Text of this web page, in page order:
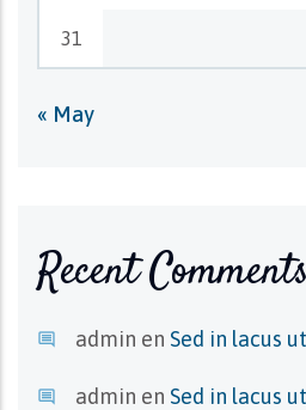
31
« May
Recent Comments
admin en Sed in lacus
admin en Sed in lacus